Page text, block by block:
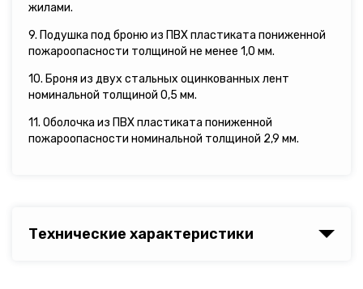
жилами.
9. Подушка под броню из ПВХ пластиката пониженной
пожароопасности толщиной не менее 1,0 мм.
10. Броня из двух стальных оцинкованных лент
номинальной толщиной 0,5 мм.
11. Оболочка из ПВХ пластиката пониженной
пожароопасности номинальной толщиной 2,9 мм.
Технические характеристики